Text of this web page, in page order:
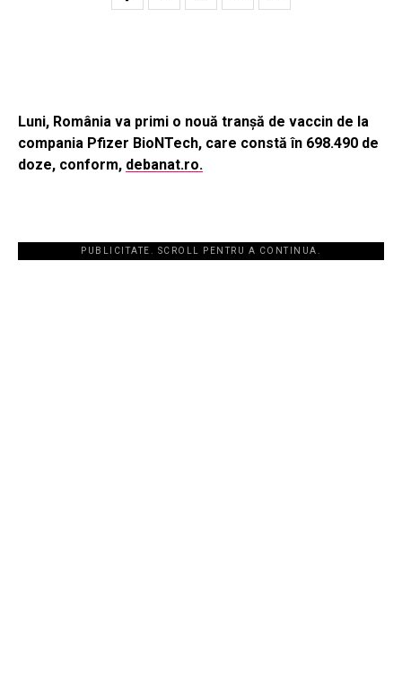
Luni, România va primi o nouă tranșă de vaccin de la
compania Pfizer BioNTech, care constă în 698.490 de
doze, conform, debanat.ro.
PUBLICITATE. SCROLL PENTRU A CONTINUA.